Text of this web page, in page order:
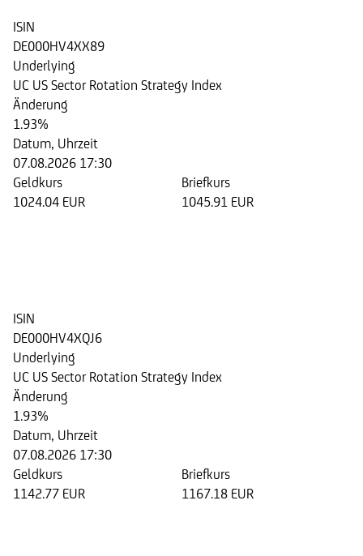
ISIN
DE000HV4XX89
Underlying
UC US Sector Rotation Strategy Index
Änderung
1.93%
Datum, Uhrzeit
07.08.2026 17:30
Geldkurs
Briefkurs
1024.04 EUR
1045.91 EUR
ISIN
DE000HV4XQJ6
Underlying
UC US Sector Rotation Strategy Index
Änderung
1.93%
Datum, Uhrzeit
07.08.2026 17:30
Geldkurs
Briefkurs
1142.77 EUR
1167.18 EUR